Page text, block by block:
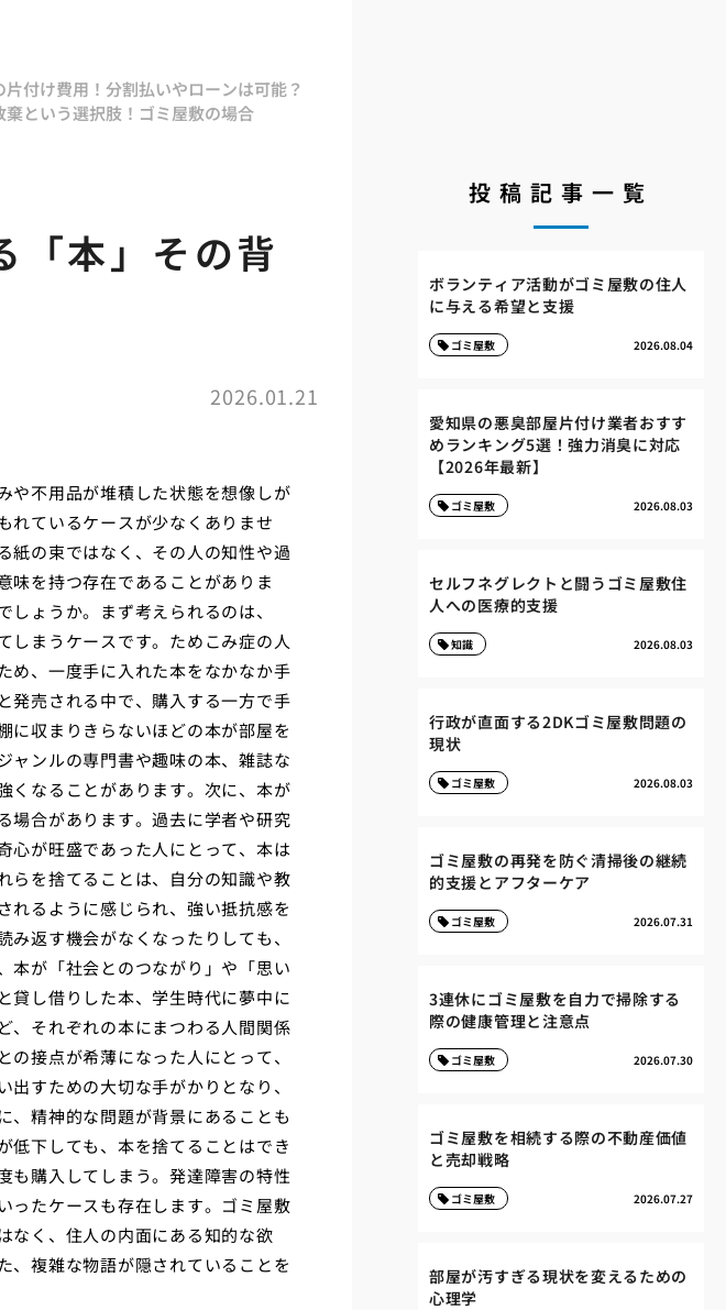
片付け費用！分割払いやローンは可能？
棄という選択肢！ゴミ屋敷の場合
「本」その背
2026.01.21
や不用品が堆積した状態を想像しが
れているケースが少なくありませ
紙の束ではなく、その人の知性や過
味を持つ存在であることがありま
ょうか。まず考えられるのは、
しまうケースです。ためこみ症の人
め、一度手に入れた本をなかなか手
発売される中で、購入する一方で手
に収まりきらないほどの本が部屋を
ャンルの専門書や趣味の本、雑誌な
くなることがあります。次に、本が
場合があります。過去に学者や研究
心が旺盛であった人にとって、本は
らを捨てることは、自分の知識や教
れるように感じられ、強い抵抗感を
返す機会がなくなったりしても、
本が「社会とのつながり」や「思い
貸し借りした本、学生時代に夢中に
、それぞれの本にまつわる人間関係
接点が希薄になった人にとって、
すための大切な手がかりとなり、
、精神的な問題が背景にあることも
低下しても、本を捨てることはでき
も購入してしまう。発達障害の特性
ったケースも存在します。ゴミ屋敷
なく、住人の内面にある知的な欲
、複雑な物語が隠されていることを
投稿記事一覧
ボランティア活動がゴミ屋敷の住人
に与える希望と支援
2026.08.04
ゴミ屋敷
愛知県の悪臭部屋片付け業者おすす
めランキング5選！強力消臭に対応
【2026年最新】
2026.08.03
ゴミ屋敷
セルフネグレクトと闘うゴミ屋敷住
人への医療的支援
2026.08.03
知識
行政が直面する2DKゴミ屋敷問題の
現状
2026.08.03
ゴミ屋敷
ゴミ屋敷の再発を防ぐ清掃後の継続
的支援とアフターケア
2026.07.31
ゴミ屋敷
3連休にゴミ屋敷を自力で掃除する
際の健康管理と注意点
2026.07.30
ゴミ屋敷
ゴミ屋敷を相続する際の不動産価値
と売却戦略
2026.07.27
ゴミ屋敷
部屋が汚すぎる現状を変えるための
心理学